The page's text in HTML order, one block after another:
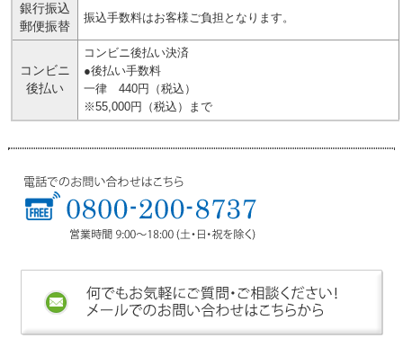
銀行振込
郵便振替
振込手数料はお客様ご負担となります。
コンビニ
後払い
コンビニ後払い決済
●後払い手数料
一律 440円（税込）
※55,000円（税込）まで